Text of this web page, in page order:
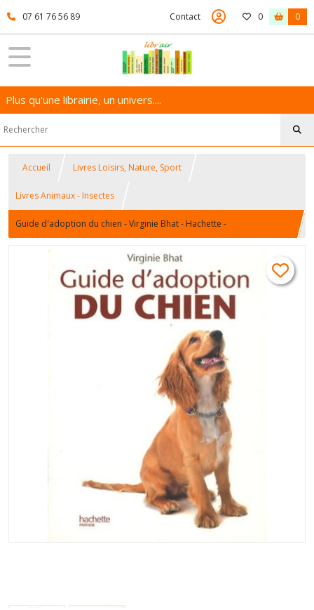
07 61 76 56 89 Contact 0 0
Plus qu'une librairie, un univers....
Accueil Livres Loisirs, Nature, Sport
Livres Animaux - Insectes
Guide d'adoption du chien - Virginie Bhat - Hachette -